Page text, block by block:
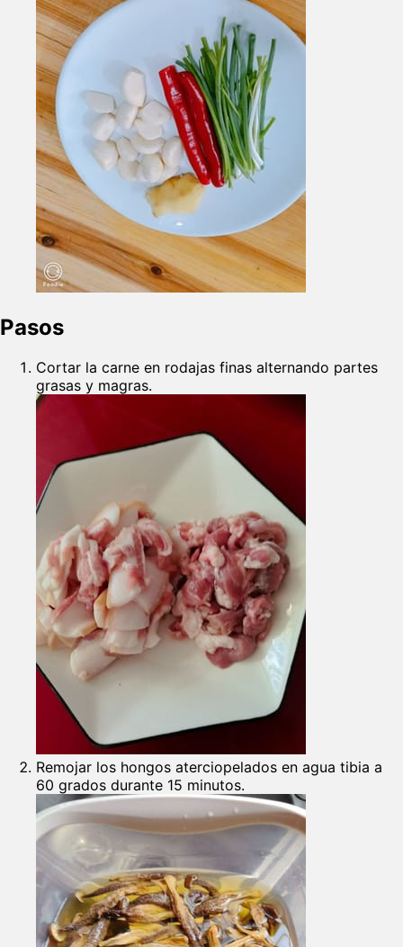
Pasos
Cortar la carne en rodajas finas alternando partes
grasas y magras.
Remojar los hongos aterciopelados en agua tibia a
60 grados durante 15 minutos.